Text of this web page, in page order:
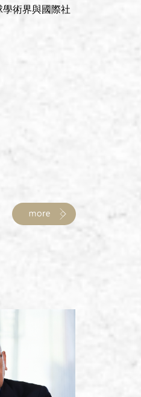
術界與國際社